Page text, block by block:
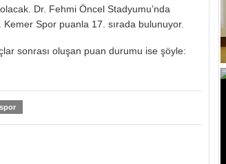
Dr. Fehmi Öncel Stadyumu’nda
Spor puanla 17. sırada bulunuyor.
sonrası oluşan puan durumu ise şöyle: